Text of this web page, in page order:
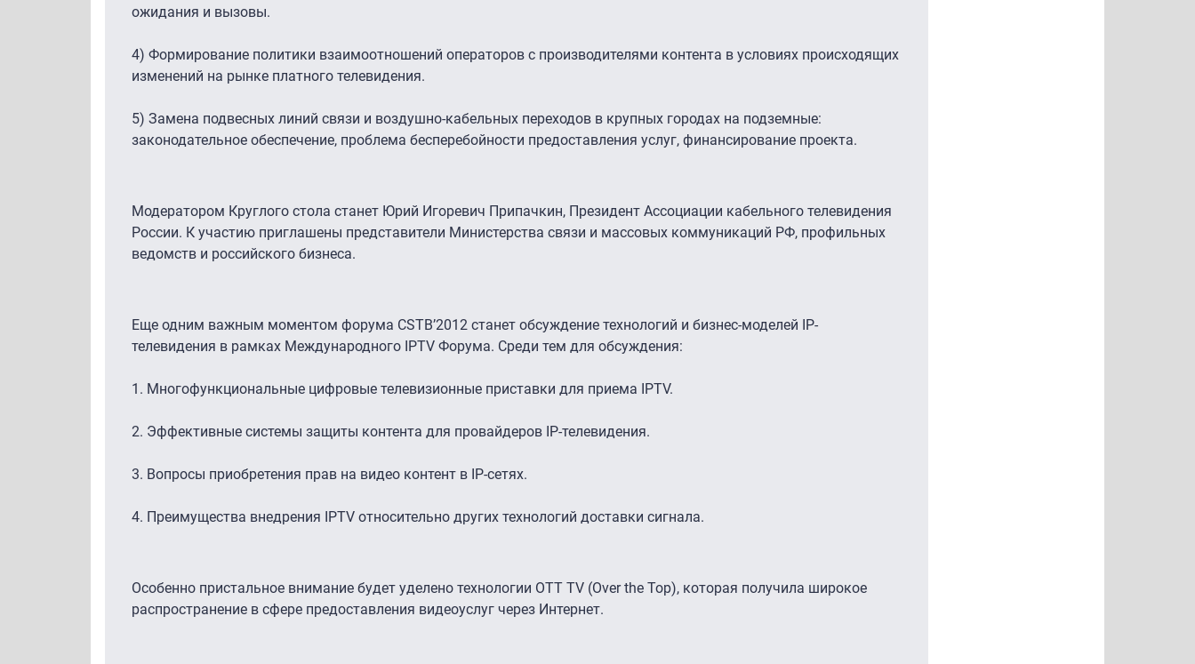
ожидания и вызовы.
4) Формирование политики взаимоотношений операторов с производителями контента в условиях происходящих
изменений на рынке платного телевидения.
5) Замена подвесных линий связи и воздушно-кабельных переходов в крупных городах на подземные:
законодательное обеспечение, проблема бесперебойности предоставления услуг, финансирование проекта.
Модератором Круглого стола станет Юрий Игоревич Припачкин, Президент Ассоциации кабельного телевидения
России. К участию приглашены представители Министерства связи и массовых коммуникаций РФ, профильных
ведомств и российского бизнеса.
Еще одним важным моментом форума CSTB’2012 станет обсуждение технологий и бизнес-моделей IP-
телевидения в рамках Международного IPTV Форума. Среди тем для обсуждения:
1. Многофункциональные цифровые телевизионные приставки для приема IPTV.
2. Эффективные системы защиты контента для провайдеров IP-телевидения.
3. Вопросы приобретения прав на видео контент в IP-сетях.
4. Преимущества внедрения IPTV относительно других технологий доставки сигнала.
Особенно пристальное внимание будет уделено технологии OTT TV (Over the Top), которая получила широкое
распространение в сфере предоставления видеоуслуг через Интернет.